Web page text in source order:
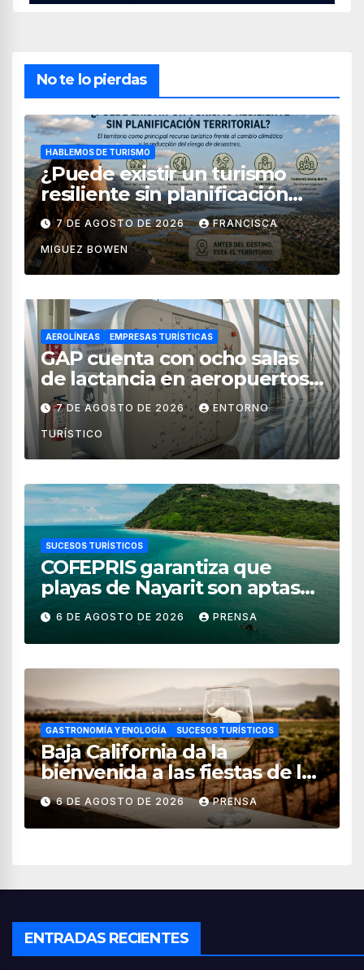
No te lo pierdas
HABLEMOS DE TURISMO
¿Puede existir un turismo
resiliente sin planificación
territorial?
7 DE AGOSTO DE 2026 FRANCISCA
MIGUEZ BOWEN
AEROLÍNEAS EMPRESAS TURÍSTICAS
GAP cuenta con ocho salas
de lactancia en aeropuertos
de México
7 DE AGOSTO DE 2026 ENTORNO
TURÍSTICO
SUCESOS TURÍSTICOS
COFEPRIS garantiza que
playas de Nayarit son aptas
para uso recreativo
6 DE AGOSTO DE 2026 PRENSA
GASTRONOMÍA Y ENOLOGÍA SUCESOS TURÍSTICOS
Baja California da la
bienvenida a las fiestas de la
vendimia 2026
6 DE AGOSTO DE 2026 PRENSA
ENTRADAS RECIENTES